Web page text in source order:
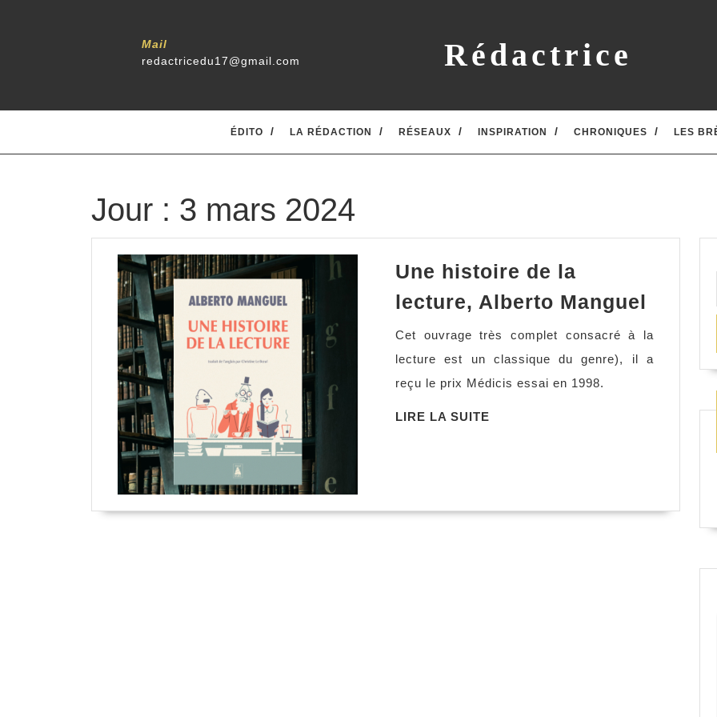
Mail
redactricedu17@gmail.com
Rédactrice
ÉDITO LA RÉDACTION RÉSEAUX INSPIRATION CHRONIQUES LES
Jour : 3 mars 2024
Une histoire de la
lecture, Alberto Manguel
de
la
Alberto
Cet ouvrage très complet consacré à la
lecture est un classique du genre), il a
reçu le prix Médicis essai en 1998.
LIRE LA SUITE